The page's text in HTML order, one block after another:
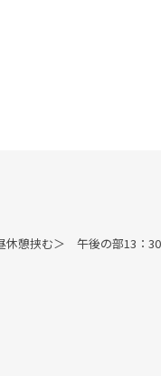
憩挟む＞ 午後の部13：